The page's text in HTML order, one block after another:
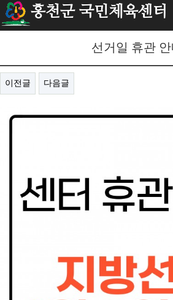
홍천군 국민체육센터
선거일 휴관 안
이전글 다음글